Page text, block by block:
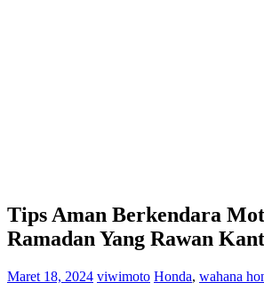
Tips Aman Berkendara
Ramadan Yang Rawan
Maret 18, 2024 viwimoto Honda, wahana